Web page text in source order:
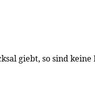
giebt, so sind